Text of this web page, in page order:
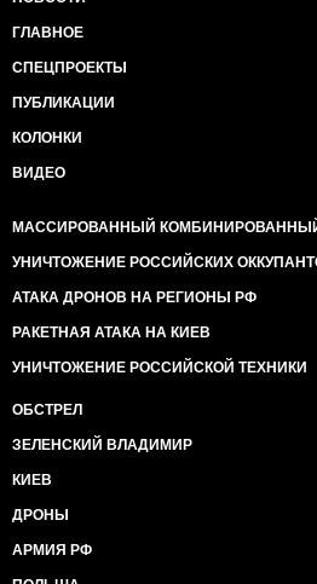
ГЛАВНОЕ
СПЕЦПРОЕКТЫ
ПУБЛИКАЦИИ
КОЛОНКИ
ВИДЕО
МАССИРОВАННЫЙ
УНИЧТОЖЕНИЕ РОССИЙСКИХ
АТАКА ДРОНОВ НА РЕГИОНЫ РФ
РАКЕТНАЯ АТАКА НА КИЕВ
УНИЧТОЖЕНИЕ РОССИЙСКОЙ ТЕХНИКИ
ОБСТРЕЛ
ЗЕЛЕНСКИЙ ВЛАДИМИР
КИЕВ
ДРОНЫ
АРМИЯ РФ